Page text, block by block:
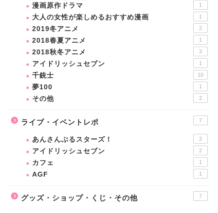
漫画原作ドラマ 1
大人の女性が楽しめるおすすめ漫画 1
2019冬アニメ 2
2018春夏アニメ 1
2018秋冬アニメ 3
アイドリッシュセブン 1
千銃士 10
夢100 1
その他 2
ライブ・イベントレポ 7
あんさんぶるスターズ！ 3
アイドリッシュセブン 2
カフェ 1
AGF 1
グッズ・ショップ・くじ・その他 7